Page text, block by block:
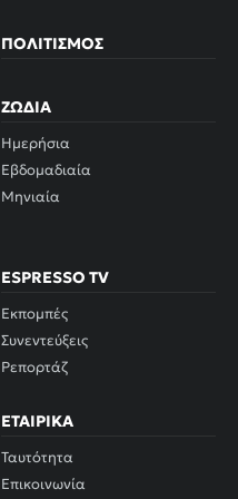
ΠΟΛΙΤΙΣΜΌΣ
ΖΏΔΙΑ
Ημερήσια
Εβδομαδιαία
Μηνιαία
ESPRESSO TV
Εκπομπές
Συνεντεύξεις
Ρεπορτάζ
ΕΤΑΙΡΙΚΆ
Ταυτότητα
Επικοινωνία